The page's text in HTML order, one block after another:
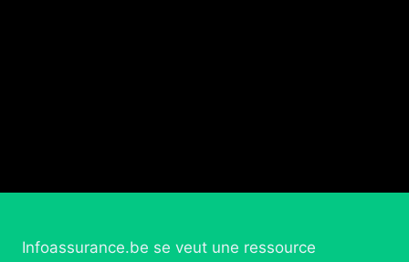
Infoassurance.be se veut une ressource